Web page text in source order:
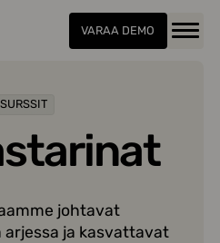
VARAA DEMO Menu
johtavat
arjessa ja kasvattavat